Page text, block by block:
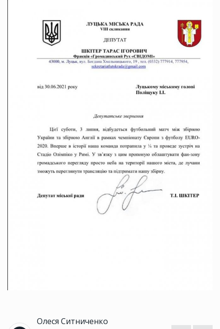
Олеся Ситниченко